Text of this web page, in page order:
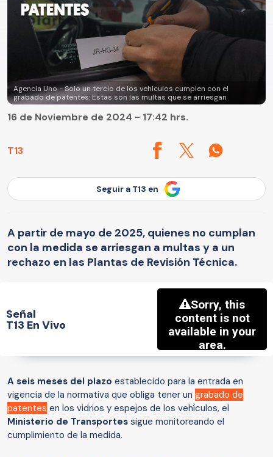
Agencia Uno - Solo un tercio de los vehículos cumplen con el
grabado de patentes: Estas son las multas que se arriesgan
T13
16 de Noviembre de 2024 - 17:42 hrs.
Seguir a T13 en
A partir de mayo de 2025, quienes no cumplan
con la medida se arriesgan a multas y a un
rechazo en las Plantas de Revisión Técnica.
Señal
T13 En Vivo
A seis meses del plazo establecido para la entrada en
vigencia de la normativa que obliga tener un grabado de
patentes en los vidrios y espejos de los vehículos, el
Ministerio de Transportes sigue monitoreando el
cumplimiento de la medida.